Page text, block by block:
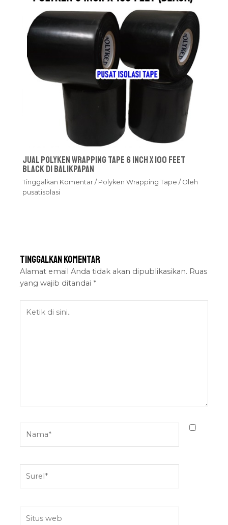
Jual Polyken Wrapping Tape 6 Inch x 100 Feet
Black Di Balikpapan
Tinggalkan Komentar / Polyken Wrapping Tape / Oleh
pusatisolasi
Tinggalkan Komentar
Alamat email Anda tidak akan dipublikasikan. Ruas
yang wajib ditandai *